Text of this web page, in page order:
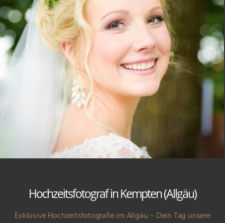
Hochzeitsfotograf in Kempten (Allgäu)
Exklusive Hochzeitsfotografie im Allgäu – Dein Tag unsere